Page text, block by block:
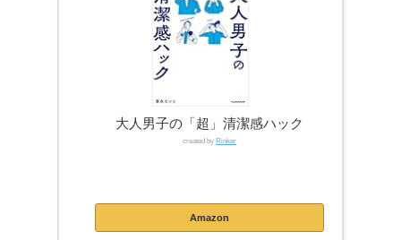
大人男子の「超」清潔感ハック
created by Rinker
Amazon